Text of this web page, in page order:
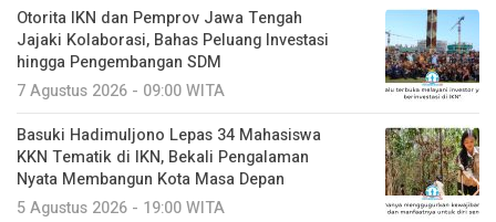
Otorita IKN dan Pemprov Jawa Tengah
Jajaki Kolaborasi, Bahas Peluang Investasi
hingga Pengembangan SDM
7 Agustus 2026 - 09:00 WITA
Basuki Hadimuljono Lepas 34 Mahasiswa
KKN Tematik di IKN, Bekali Pengalaman
Nyata Membangun Kota Masa Depan
5 Agustus 2026 - 19:00 WITA